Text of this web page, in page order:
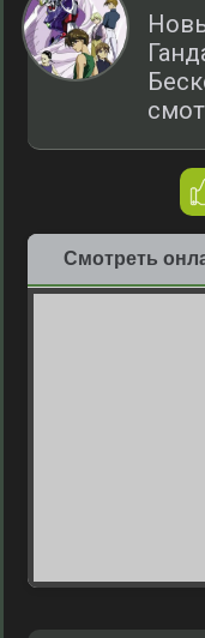
Смотреть